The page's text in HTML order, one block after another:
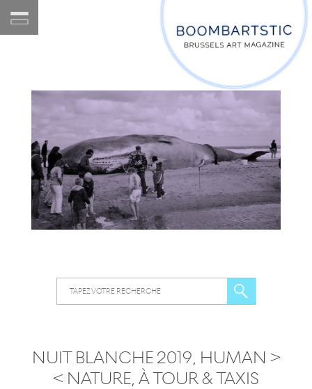
NUIT BLANCHE 2019, HUMAN >
< NATURE, À TOUR & TAXIS